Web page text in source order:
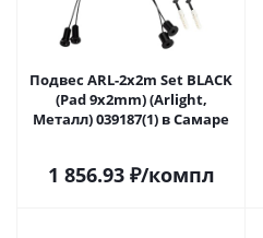
Подвес ARL-2x2m Set BLACK
(Pad 9x2mm) (Arlight,
Металл) 039187(1) в Самаре
1 856.93₽/компл